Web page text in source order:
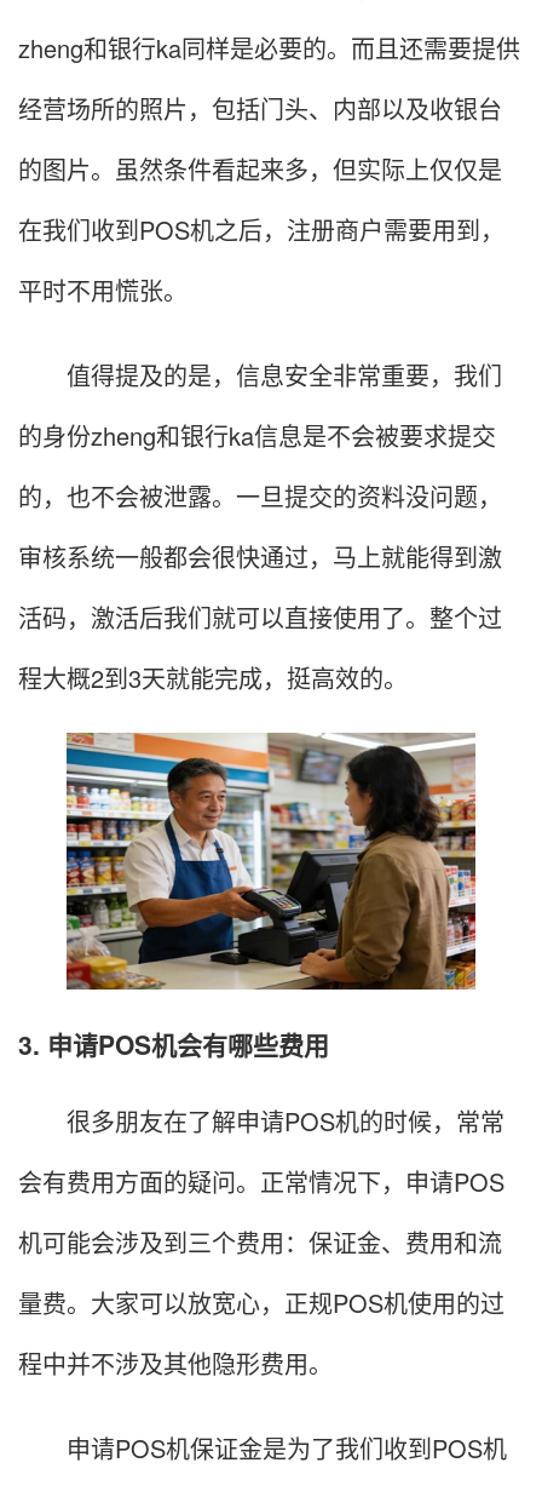
zheng和银行ka同样是必要的。而且还需要提供
经营场所的照片，包括门头、内部以及收银台
的图片。虽然条件看起来多，但实际上仅仅是
在我们收到POS机之后，注册商户需要用到，
平时不用慌张。
值得提及的是，信息安全非常重要，我们
的身份zheng和银行ka信息是不会被要求提交
的，也不会被泄露。一旦提交的资料没问题，
审核系统一般都会很快通过，马上就能得到激
活码，激活后我们就可以直接使用了。整个过
程大概2到3天就能完成，挺高效的。
3. 申请POS机会有哪些费用
很多朋友在了解申请POS机的时候，常常
会有费用方面的疑问。正常情况下，申请POS
机可能会涉及到三个费用：保证金、费用和流
量费。大家可以放宽心，正规POS机使用的过
程中并不涉及其他隐形费用。
申请POS机保证金是为了我们收到POS机